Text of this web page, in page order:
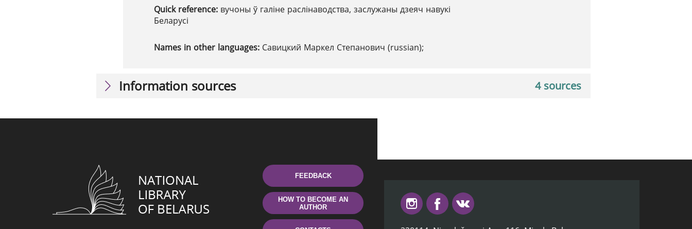
Quick reference: вучоны ў галіне раслінаводства, заслужаны дзеяч навукі
Беларусі
Names in other languages: Савицкий Маркел Степанович (russian);
4 sources
Information sources
FEEDBACK
HOW TO BECOME AN
AUTHOR